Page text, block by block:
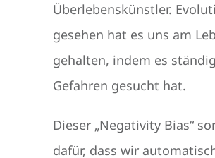
Überlebenskünstler.
gesehen hat es uns am
gehalten, indem es
Gefahren gesucht hat.
Dieser „Negativity Bias“
dafür, dass wir